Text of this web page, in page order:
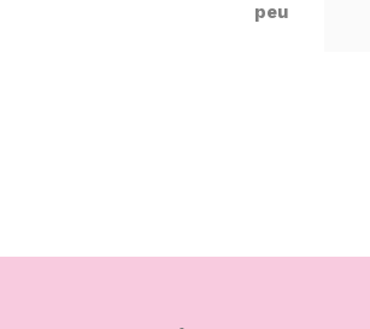
peu